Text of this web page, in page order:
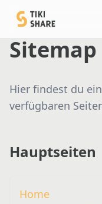
Sitemap
Hier findest du
verfügbaren
Hauptseiten
Home